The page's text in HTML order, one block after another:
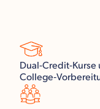
Dual-Credit-Kurse